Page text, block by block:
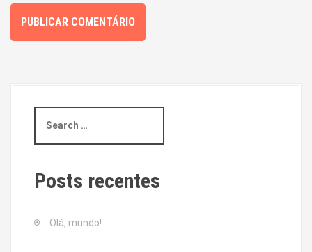
a
c
h
Posts recentes
Olá, mundo!